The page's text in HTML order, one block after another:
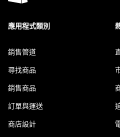
應用程式類別
銷售管道
尋找商品
銷售商品
訂單與運送
商店設計